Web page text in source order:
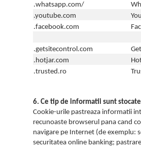
.whatsapp.com/
.youtube.com
.facebook.com
.getsitecontrol.com
.hotjar.com
.trusted.ro
6. Ce tip de informatii sunt
Cookie-urile pastreaza informatii
recunoaste browserul pana cand
navigare pe Internet (de exemplu:
securitatea online banking;